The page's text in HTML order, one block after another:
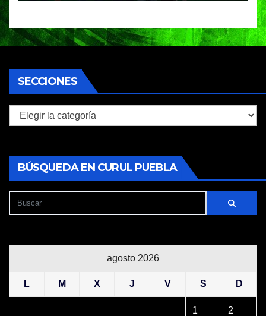
SECCIONES
Secciones
BÚSQUEDA EN CURUL PUEBLA
agosto 2026
L M X J V S D
1 2